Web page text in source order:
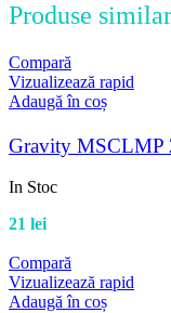
Produse
Compară
Vizualizează rapid
Adaugă în coș
Gravity MSCLMP
In Stoc
21 lei
Compară
Vizualizează rapid
Adaugă în coș